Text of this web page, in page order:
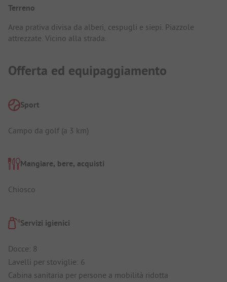
Terreno
Area prativa divisa da alberi, cespugli e siepi. Piazzole
attrezzate. Vicino alla strada.
Offerta ed equipaggiamento
Sport
Campo da golf (a 3 km)
Mangiare, bere, acquisti
Chiosco
Servizi igienici
Docce: 8
Lavelli per stoviglie: 6
Cabina sanitaria per persone a mobilità ridotta